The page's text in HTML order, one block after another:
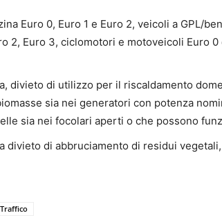
Euro 0, Euro 1 e Euro 2, veicoli a GPL/
2, Euro 3, ciclomotori e motoveicoli Euro 0
divieto di utilizzo per il riscaldamento
sia nei generatori con potenza
sia nei focolari aperti o che possono
divieto di abbruciamento di residui
Traffico